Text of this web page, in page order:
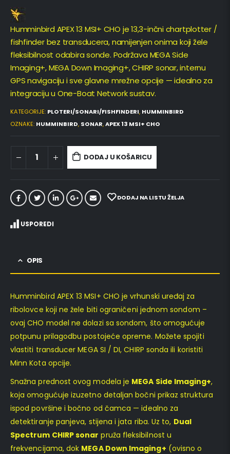
Humminbird APEX 13 MSI+ CHO je 13,3-inčni chartplotter /
fishfinder bez transducera, namijenjen onima koji žele
fleksibilnost odabira sonde. Podržava MEGA Side
Imaging+, MEGA Down Imaging+, CHIRP sonar, internu
GPS navigaciju i sve glavne mrežne opcije — idealno za
integraciju u One-Boat Network sustav.
KATEGORIJE: PLOTERI/SONARI/FISHFINDERI, HUMMINBIRD
OZNAKE: HUMMINBIRD, SONAR,APEX 13 MSI+ CHO
DODAJ U KOŠARICU
DODAJ NA LISTU ŽELJA
USPOREDI
OPIS
Humminbird APEX 13 MSI+ CHO je vrhunski uređaj za
ribolovce koji ne žele biti ograničeni jednom sondom –
ovaj CHO model ne dolazi sa sondom, što omogućuje
potpunu prilagodbu postojeće opreme. Možete spojiti
vlastiti transducer MEGA SI / DI, CHIRP sonda ili koristiti
Minn Kota opcije.
Snažna prednost ovog modela je MEGA Side Imaging+,
koja omogućuje izuzetno detaljan bočni prikaz struktura
ispod površine i bočno od čamca — idealno za
detektiranje panjeva, stijena i jata riba. Uz to, Dual
Spectrum CHIRP sonar pruža fleksibilnost u
frekvencijama, dok MEGA Down Imaging+ (ovisno o